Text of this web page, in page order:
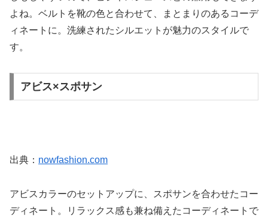
よね。ベルトを靴の色と合わせて、まとまりのあるコーデ
ィネートに。洗練されたシルエットが魅力のスタイルで
す。
アビス×スポサン
出典： nowfashion.com
アビスカラーのセットアップに、スポサンを合わせたコー
ディネート。リラックス感も兼ね備えたコーディネートで